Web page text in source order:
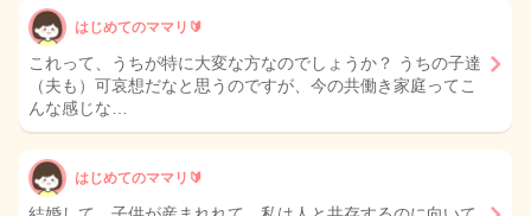
はじめてのママリ🔰
これって、うちが特に大変な方なのでしょうか？ うちの子達
（夫も）可哀想だなと思うのですが、今の共働き家庭ってこ
んな感じな…
はじめてのママリ🔰